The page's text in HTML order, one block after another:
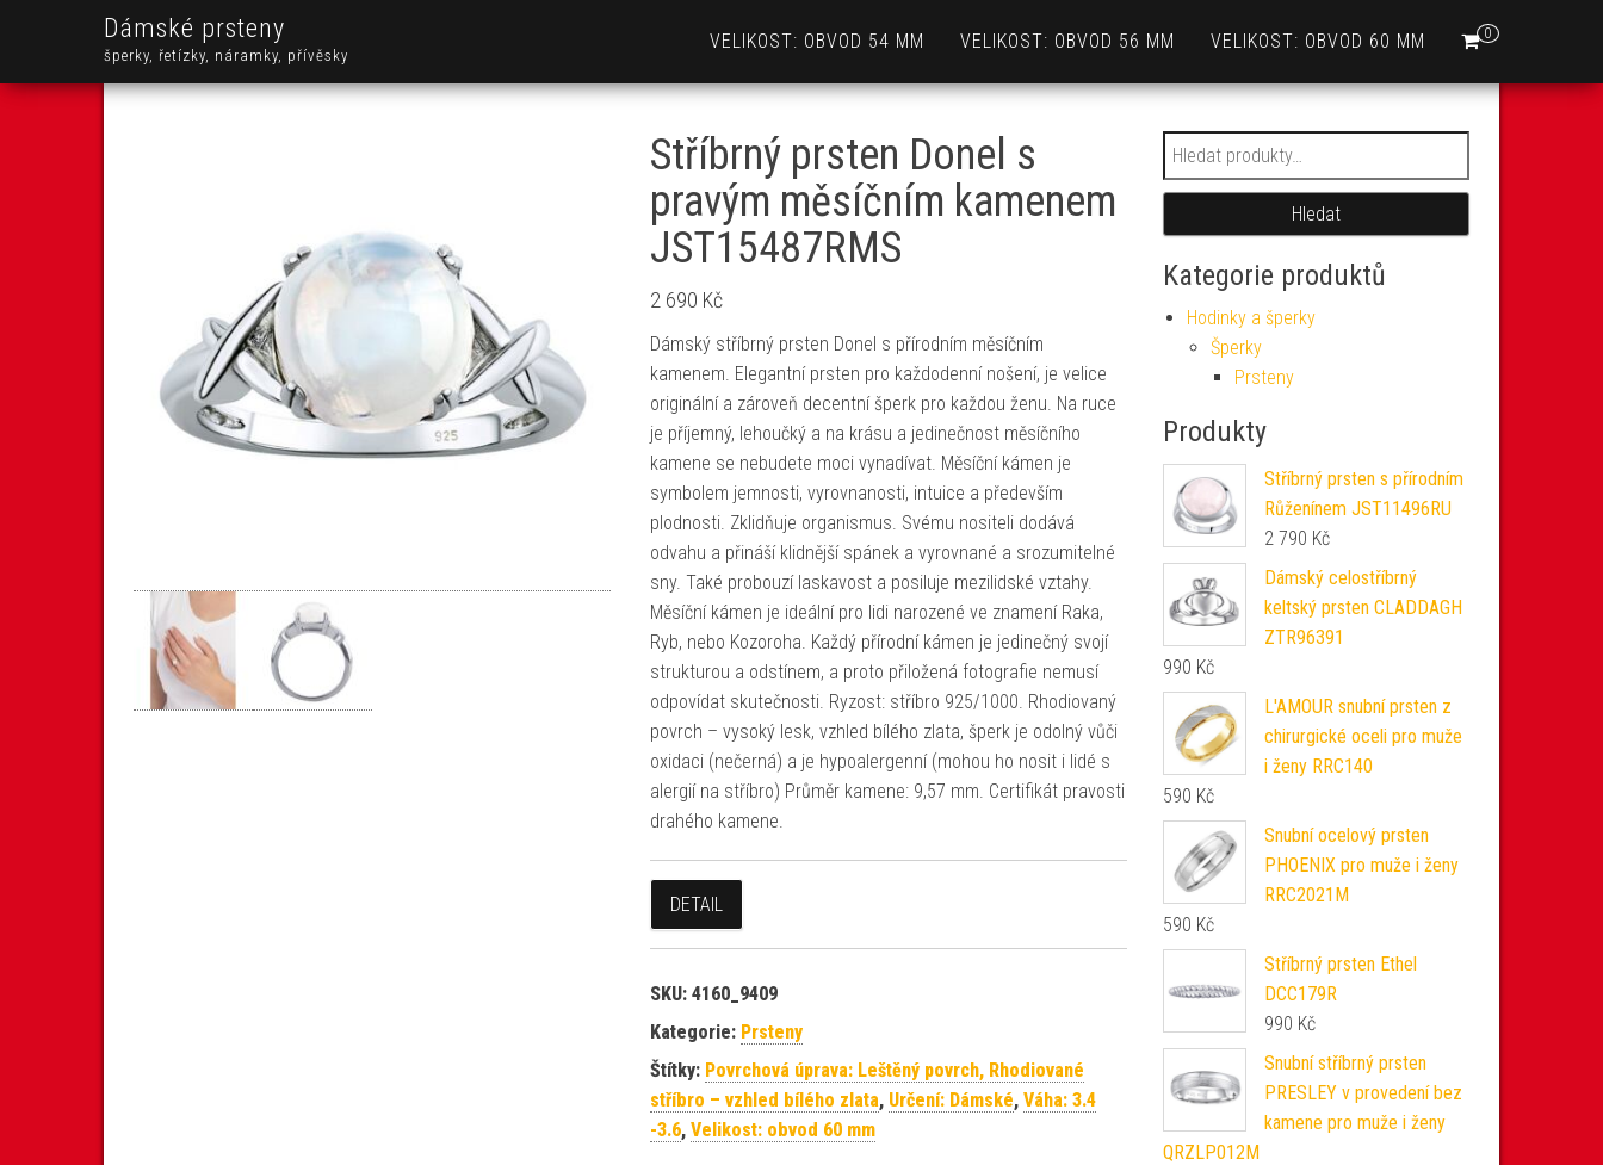
Dámské prsteny
šperky, řetízky, náramky, přívěsky
0
VELIKOST: OBVOD 54 MM VELIKOST: OBVOD 56 MM VELIKOST: OBVOD 60 MM
Stříbrný prsten Donel s
pravým měsíčním kamenem
JST15487RMS
2 690 Kč
Dámský stříbrný prsten Donel s přírodním měsíčním
kamenem. Elegantní prsten pro každodenní nošení, je velice
originální a zároveň decentní šperk pro každou ženu. Na ruce
je příjemný, lehoučký a na krásu a jedinečnost měsíčního
kamene se nebudete moci vynadívat. Měsíční kámen je
symbolem jemnosti, vyrovnanosti, intuice a především
plodnosti. Zklidňuje organismus. Svému nositeli dodává
odvahu a přináší klidnější spánek a vyrovnané a srozumitelné
sny. Také probouzí laskavost a posiluje mezilidské vztahy.
Měsíční kámen je ideální pro lidi narozené ve znamení Raka,
Ryb, nebo Kozoroha. Každý přírodní kámen je jedinečný svojí
strukturou a odstínem, a proto přiložená fotografie nemusí
odpovídat skutečnosti. Ryzost: stříbro 925/1000. Rhodiovaný
povrch – vysoký lesk, vzhled bílého zlata, šperk je odolný vůči
oxidaci (nečerná) a je hypoalergenní (mohou ho nosit i lidé s
alergií na stříbro) Průměr kamene: 9,57 mm. Certifikát pravosti
drahého kamene.
DETAIL
SKU: 4160_9409
Kategorie: Prsteny
Štítky: Povrchová úprava: Leštěný povrch, Rhodiované
stříbro – vzhled bílého zlata, Určení: Dámské, Váha: 3.4
-3.6, Velikost: obvod 60 mm
Hledat:
Hledat
Kategorie produktů
Hodinky a šperky
Šperky
Prsteny
Produkty
Stříbrný prsten s přírodním
Růženínem JST11496RU
2 790 Kč
Dámský celostříbrný
keltský prsten CLADDAGH
ZTR96391
990 Kč
L'AMOUR snubní prsten z
chirurgické oceli pro muže
i ženy RRC140
590 Kč
Snubní ocelový prsten
PHOENIX pro muže i ženy
RRC2021M
590 Kč
Stříbrný prsten Ethel
DCC179R
990 Kč
Snubní stříbrný prsten
PRESLEY v provedení bez
kamene pro muže i ženy
QRZLP012M